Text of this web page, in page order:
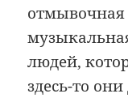
отмывочная
людей,
здесь-то